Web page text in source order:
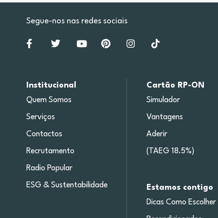
Segue-nos nas redes sociais
Institucional
Quem Somos
Serviços
Contactos
Recrutamento
Radio Popular
ESG & Sustentabilidade
Cartão RP-ON
Simulador
Vantagens
Aderir
(TAEG 18.5%)
Estamos contigo
Dicas Como Escolher